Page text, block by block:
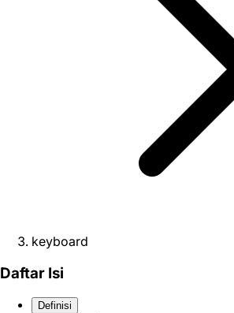
keyboard
Daftar Isi
Definisi